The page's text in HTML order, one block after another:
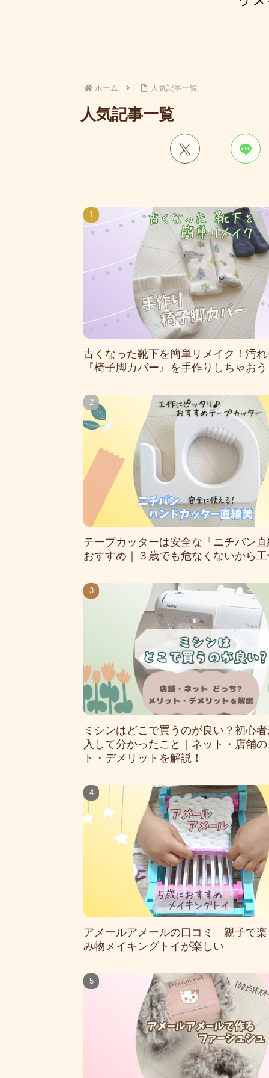
ホーム 人気記事一覧
人気記事一覧
古くなった靴下を簡単リメイク！汚
『椅子脚カバー』を手作りしちゃおう
テープカッターは安全な「ニチバン
おすすめ｜３歳でも危なくないから
ミシンはどこで買うのが良い？初心
入して分かったこと｜ネット・店舗
ト・デメリットを解説！
アメールアメールの口コミ 親子で楽
み物メイキングトイが楽しい